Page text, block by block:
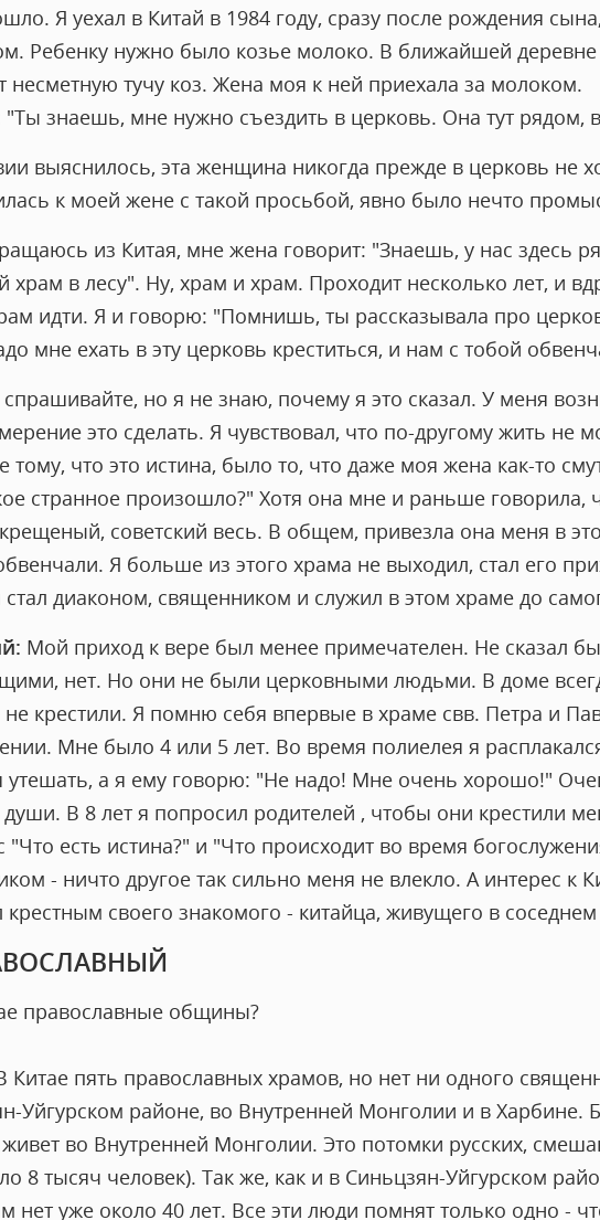
Я уехал в Китай в 1984 году, сразу после рождения
Ребенку нужно было козье молоко. В ближайшей
несметную тучу коз. Жена моя к ней приехала за молоком.
"Ты знаешь, мне нужно съездить в церковь. Она тут рядом,
выяснилось, эта женщина никогда прежде в церковь не
к моей жене с такой просьбой, явно было нечто
из Китая, мне жена говорит: "Знаешь, у нас здесь
храм в лесу". Ну, храм и храм. Проходит несколько лет, и
идти. Я и говорю: "Помнишь, ты рассказывала про
мне ехать в эту церковь креститься, и нам с тобой
спрашивайте, но я не знаю, почему я это сказал. У меня
это сделать. Я чувствовал, что по-другому жить не
тому, что это истина, было то, что даже моя жена как-то
странное произошло?" Хотя она мне и раньше говорила,
советский весь. В общем, привезла она меня в
Я больше из этого храма не выходил, стал его
диаконом, священником и служил в этом храме до
Мой приход к вере был менее примечателен. Не сказал
нет. Но они не были церковными людьми. В доме
не крестили. Я помню себя впервые в храме свв. Петра и
Мне было 4 или 5 лет. Во время полиелея я
утешать, а я ему говорю: "Не надо! Мне очень хорошо!"
В 8 лет я попросил родителей , чтобы они крестили
"Что есть истина?" и "Что происходит во время
- ничто другое так сильно меня не влекло. А интерес к
крестным своего знакомого - китайца, живущего в
православные общины?
Китае пять православных храмов, но нет ни одного
Уйгурском районе, во Внутренней Монголии и в Харбине.
во Внутренней Монголии. Это потомки русских,
8 тысяч человек). Так же, как и в Синьцзян-Уйгурском
нет уже около 40 лет. Все эти люди помнят только одно -